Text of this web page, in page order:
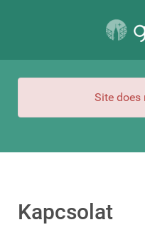
Site does
Kapcsolat